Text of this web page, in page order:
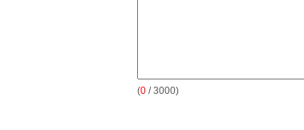
(0 / 3000)